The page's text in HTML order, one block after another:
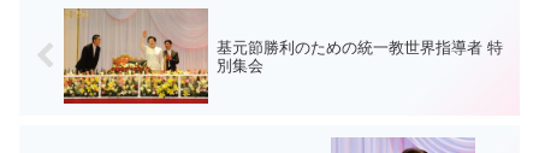
基元節勝利のための統一教世界指導者 特
別集会